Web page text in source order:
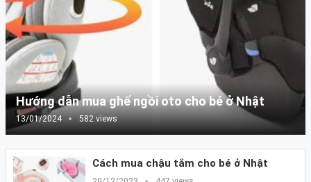
Hướng dẫn mua ghế ngồi oto cho bé ở Nhật
13/01/2024 582 views
Cách mua chậu tắm cho bé ở Nhật